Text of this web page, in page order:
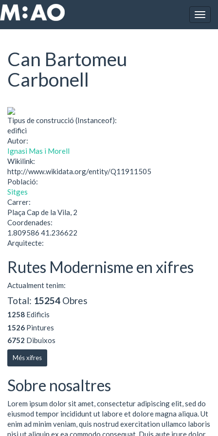
Vés al contingut
Inici Can Bartomeu Carbonell
Can Bartomeu
Carbonell
Tipus de construcció (Instanceof):
edifici
Autor:
Ignasi Mas i Morell
Wikilink:
http://www.wikidata.org/entity/Q11911505
Població:
Sitges
Carrer:
Plaça Cap de la Vila, 2
Coordenades:
1.809586 41.236622
Arquitecte:
Rutes Modernisme en xifres
Actualment tenim:
Total: 15254 Obres
1258 Edificis
1526 Pintures
6752 Dibuixos
Més xifres
Sobre nosaltres
Lorem ipsum dolor sit amet, consectetur adipiscing elit, sed do
eiusmod tempor incididunt ut labore et dolore magna aliqua. Ut
enim ad minim veniam, quis nostrud exercitation ullamco laboris
nisi ut aliquip ex ea commodo consequat. Duis aute irure dolor